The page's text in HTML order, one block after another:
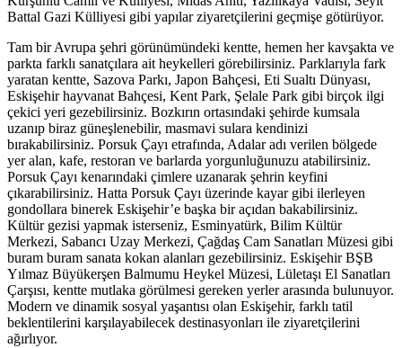
Battal Gazi Külliyesi gibi yapılar ziyaretçilerini geçmişe götürüyor.
Tam bir Avrupa şehri görünümündeki kentte, hemen her kavşakta ve
parkta farklı sanatçılara ait heykelleri görebilirsiniz. Parklarıyla fark
yaratan kentte, Sazova Parkı, Japon Bahçesi, Eti Sualtı Dünyası,
Eskişehir hayvanat Bahçesi, Kent Park, Şelale Park gibi birçok ilgi
çekici yeri gezebilirsiniz. Bozkırın ortasındaki şehirde kumsala
uzanıp biraz güneşlenebilir, masmavi sulara kendinizi
bırakabilirsiniz. Porsuk Çayı etrafında, Adalar adı verilen bölgede
yer alan, kafe, restoran ve barlarda yorgunluğunuzu atabilirsiniz.
Porsuk Çayı kenarındaki çimlere uzanarak şehrin keyfini
çıkarabilirsiniz. Hatta Porsuk Çayı üzerinde kayar gibi ilerleyen
gondollara binerek Eskişehir’e başka bir açıdan bakabilirsiniz.
Kültür gezisi yapmak isterseniz, Esminyatürk, Bilim Kültür
Merkezi, Sabancı Uzay Merkezi, Çağdaş Cam Sanatları Müzesi gibi
buram buram sanata kokan alanları gezebilirsiniz. Eskişehir BŞB
Yılmaz Büyükerşen Balmumu Heykel Müzesi, Lületaşı El Sanatları
Çarşısı, kentte mutlaka görülmesi gereken yerler arasında bulunuyor.
Modern ve dinamik sosyal yaşantısı olan Eskişehir, farklı tatil
beklentilerini karşılayabilecek destinasyonları ile ziyaretçilerini
ağırlıyor.